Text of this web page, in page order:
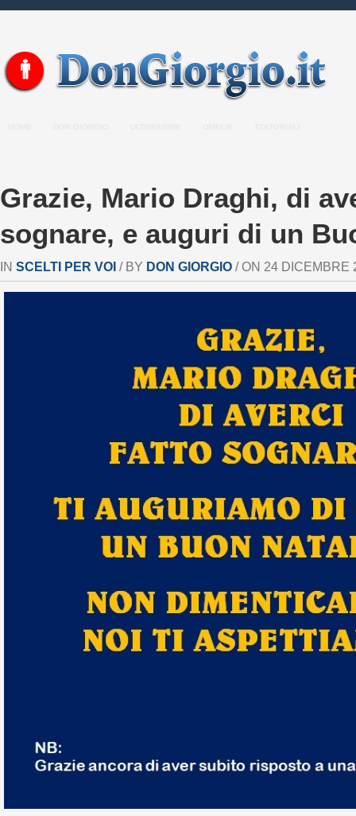
Grazie, Mario Draghi, di
sognare, e auguri di un
IN SCELTI PER VOI / BY DON GIORGIO / ON 24 DICEMBRE